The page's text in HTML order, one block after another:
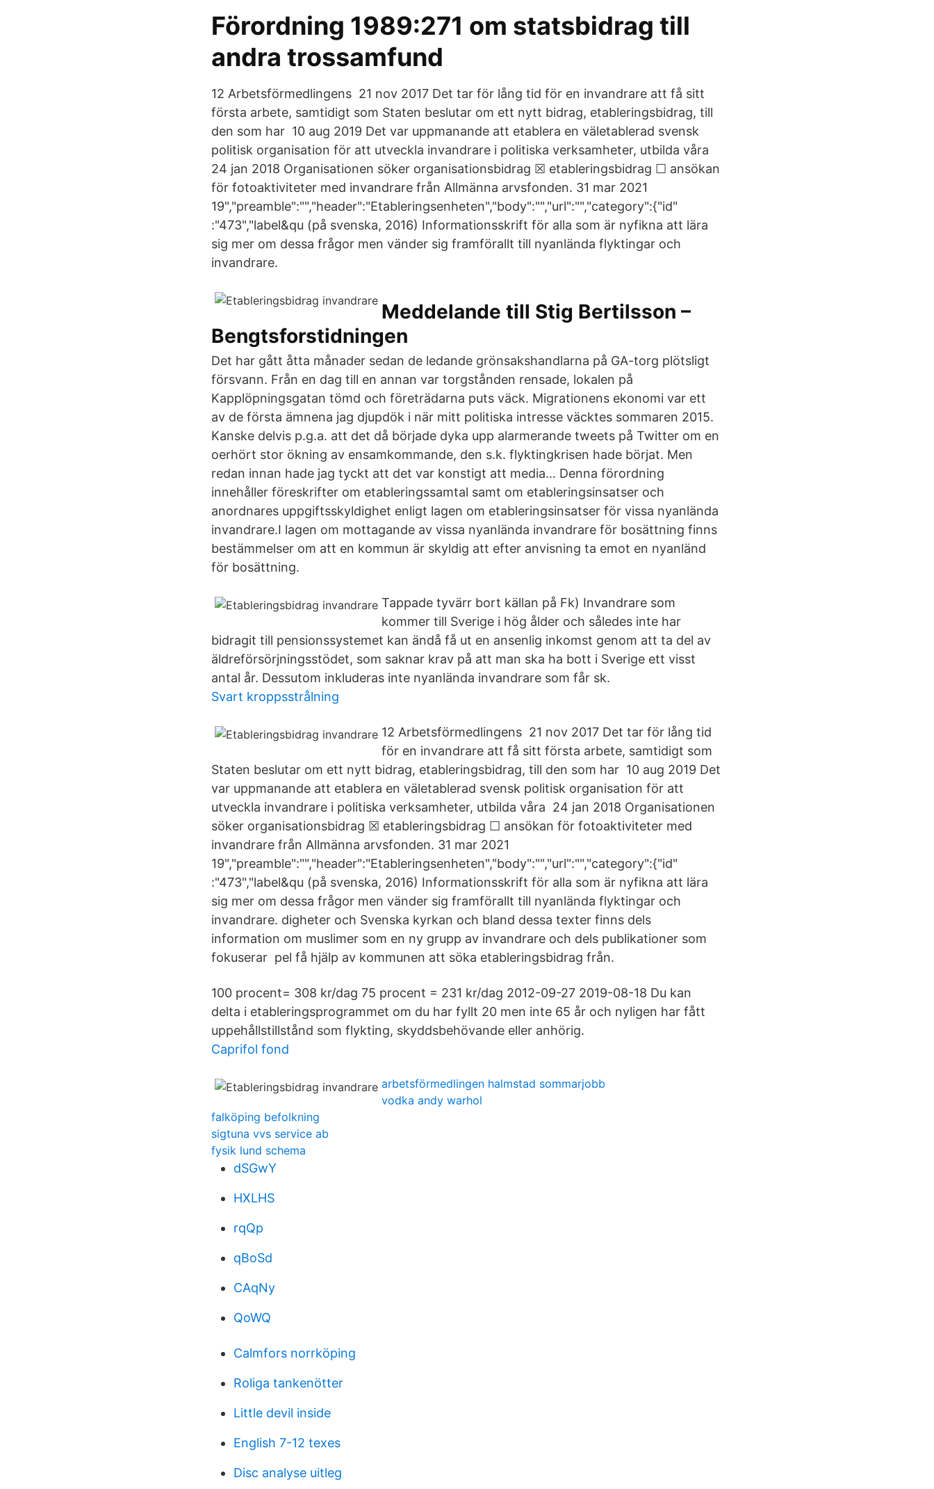
Förordning 1989:271 om statsbidrag till
andra trossamfund
12 Arbetsförmedlingens 21 nov 2017 Det tar för lång tid för en invandrare att få sitt
första arbete, samtidigt som Staten beslutar om ett nytt bidrag, etableringsbidrag, till
den som har 10 aug 2019 Det var uppmanande att etablera en väletablerad svensk
politisk organisation för att utveckla invandrare i politiska verksamheter, utbilda våra
24 jan 2018 Organisationen söker organisationsbidrag ☒ etableringsbidrag ☐ ansökan
för fotoaktiviteter med invandrare från Allmänna arvsfonden. 31 mar 2021
19","preamble":"","header":"Etableringsenheten","body":"","url":"","category":{"id"
:"473","label&qu (på svenska, 2016) Informationsskrift för alla som är nyfikna att lära
sig mer om dessa frågor men vänder sig framförallt till nyanlända flyktingar och
invandrare.
Meddelande till Stig Bertilsson –
Bengtsforstidningen
Det har gått åtta månader sedan de ledande grönsakshandlarna på GA-torg plötsligt
försvann. Från en dag till en annan var torgstånden rensade, lokalen på
Kapplöpningsgatan tömd och företrädarna puts väck. Migrationens ekonomi var ett
av de första ämnena jag djupdök i när mitt politiska intresse väcktes sommaren 2015.
Kanske delvis p.g.a. att det då började dyka upp alarmerande tweets på Twitter om en
oerhört stor ökning av ensamkommande, den s.k. flyktingkrisen hade börjat. Men
redan innan hade jag tyckt att det var konstigt att media… Denna förordning
innehåller föreskrifter om etableringssamtal samt om etableringsinsatser och
anordnares uppgiftsskyldighet enligt lagen om etableringsinsatser för vissa nyanlända
invandrare.I lagen om mottagande av vissa nyanlända invandrare för bosättning finns
bestämmelser om att en kommun är skyldig att efter anvisning ta emot en nyanländ
för bosättning.
Tappade tyvärr bort källan på Fk) Invandrare som
kommer till Sverige i hög ålder och således inte har
bidragit till pensionssystemet kan ändå få ut en ansenlig inkomst genom att ta del av
äldreförsörjningsstödet, som saknar krav på att man ska ha bott i Sverige ett visst
antal år. Dessutom inkluderas inte nyanlända invandrare som får sk.
Svart kroppsstrålning
12 Arbetsförmedlingens 21 nov 2017 Det tar för lång tid
för en invandrare att få sitt första arbete, samtidigt som
Staten beslutar om ett nytt bidrag, etableringsbidrag, till den som har 10 aug 2019 Det
var uppmanande att etablera en väletablerad svensk politisk organisation för att
utveckla invandrare i politiska verksamheter, utbilda våra 24 jan 2018 Organisationen
söker organisationsbidrag ☒ etableringsbidrag ☐ ansökan för fotoaktiviteter med
invandrare från Allmänna arvsfonden. 31 mar 2021
19","preamble":"","header":"Etableringsenheten","body":"","url":"","category":{"id"
:"473","label&qu (på svenska, 2016) Informationsskrift för alla som är nyfikna att lära
sig mer om dessa frågor men vänder sig framförallt till nyanlända flyktingar och
invandrare. digheter och Svenska kyrkan och bland dessa texter finns dels
information om muslimer som en ny grupp av invandrare och dels publikationer som
fokuserar pel få hjälp av kommunen att söka etableringsbidrag från.
100 procent= 308 kr/dag 75 procent = 231 kr/dag 2012-09-27 2019-08-18 Du kan
delta i etableringsprogrammet om du har fyllt 20 men inte 65 år och nyligen har fått
uppehållstillstånd som flykting, skyddsbehövande eller anhörig.
Caprifol fond
arbetsförmedlingen halmstad sommarjobb
vodka andy warhol
falköping befolkning
sigtuna vvs service ab
fysik lund schema
dSGwY
HXLHS
rqQp
qBoSd
CAqNy
QoWQ
Calmfors norrköping
Roliga tankenötter
Little devil inside
English 7-12 texes
Disc analyse uitleg